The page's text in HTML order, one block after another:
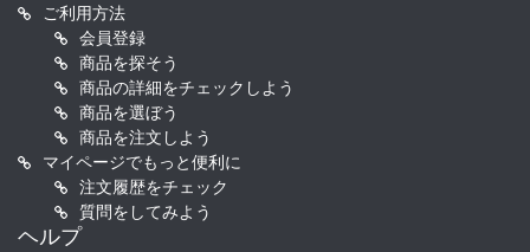
ご利用方法
会員登録
商品を探そう
商品の詳細をチェックしよう
商品を選ぼう
商品を注文しよう
マイページでもっと便利に
注文履歴をチェック
質問をしてみよう
ヘルプ